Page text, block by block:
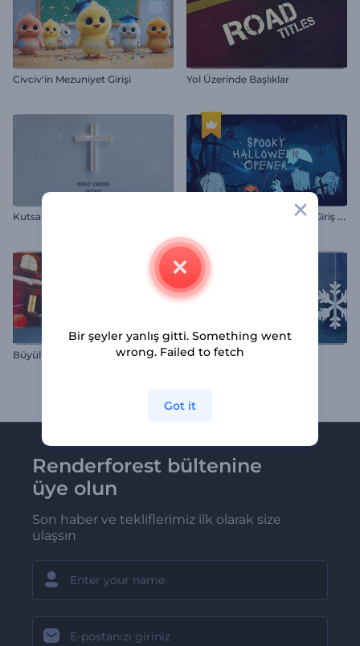
Civciv'in Mezuniyet Girişi Yol Üzerinde Başlıklar
Kutsal Haç İntro Ü
rkütücü Cadılar Bayramı Giriş Videosu
Büyülü Noel Gecesi Noel Kutlaması Intro
Renderforest bültenine
üye olun
Son haber ve tekliflerimiz ilk olarak size
ulaşsın
Bir şeyler yanlış gitti. Something went
wrong. Failed to fetch
Got it